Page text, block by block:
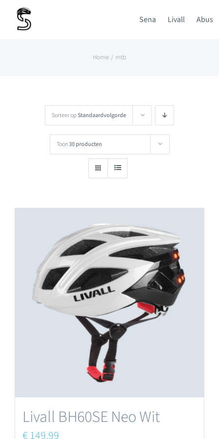
naar
Sena Livall Abus
Home mtb
Sorteer opStandaardvolgorde
Toon30 producten
Livall BH60SE Neo Wit
€149,99